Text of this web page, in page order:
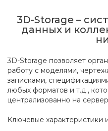
3D-Storage –
данных и
3D-Storage позволяет
работу с моделями,
записками,
любых форматов и т.д.,
централизованно на
Ключевые характеристики